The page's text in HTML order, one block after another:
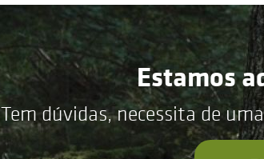
Estamos
Tem dúvidas, necessita de